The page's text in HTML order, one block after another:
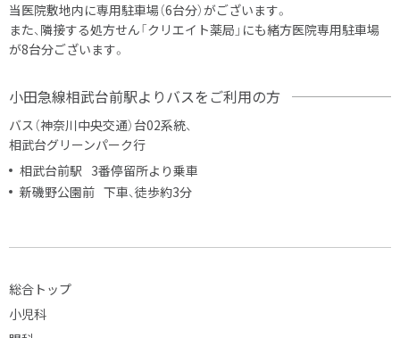
当医院敷地内に専用駐車場（6台分）がございます。
また、隣接する処方せん「クリエイト薬局 」にも緒方医院専用駐車場
が8台分ございます。
小田急線相武台前駅よりバスをご利用の方
バス（神奈川中央交通）台02系統、
相武台グリーンパーク行
相武台前駅 3番停留所より乗車
新磯野公園前 下車、徒歩約3分
総合トップ
小児科